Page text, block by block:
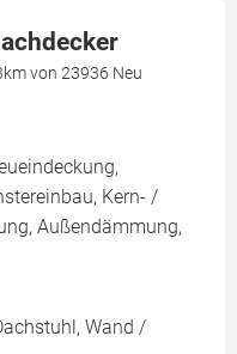
von 23936 Neu
Kern- /
Außendämmung,
Wand /